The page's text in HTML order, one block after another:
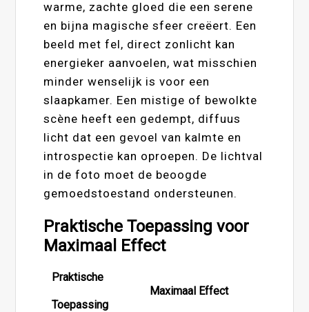
warme, zachte gloed die een serene
en bijna magische sfeer creëert. Een
beeld met fel, direct zonlicht kan
energieker aanvoelen, wat misschien
minder wenselijk is voor een
slaapkamer. Een mistige of bewolkte
scène heeft een gedempt, diffuus
licht dat een gevoel van kalmte en
introspectie kan oproepen. De lichtval
in de foto moet de beoogde
gemoedstoestand ondersteunen.
Praktische Toepassing voor
Maximaal Effect
Praktische
Toepassing
Maximaal Effect